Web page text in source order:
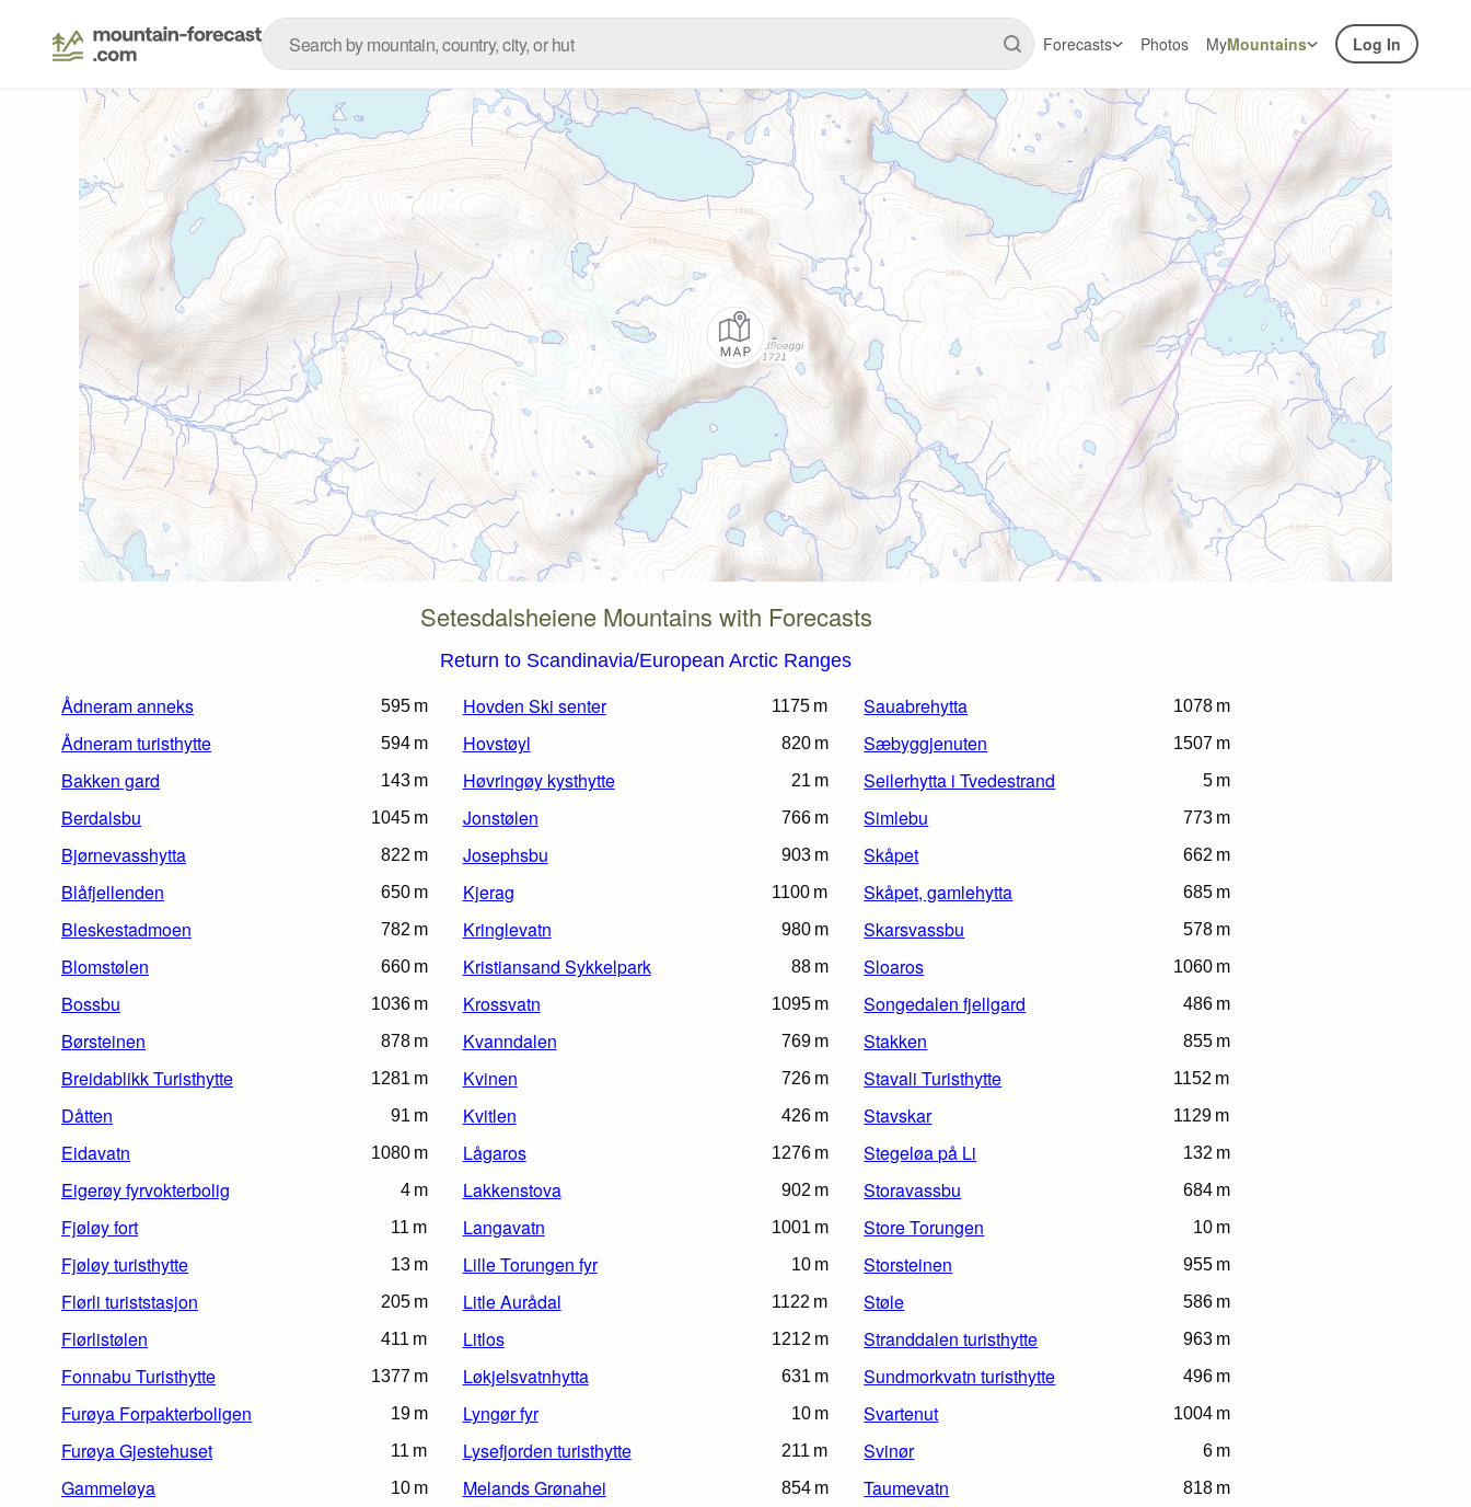
Forecasts Photos MyMountains Log In
Setesdalsheiene Mountains with Forecasts
Return to Scandinavia/European Arctic Ranges
Ådneram anneks 595 m
Ådneram turisthytte 594 m
Bakken gard 143 m
Berdalsbu 1045 m
Bjørnevasshytta 822 m
Blåfjellenden 650 m
Bleskestadmoen 782 m
Blomstølen 660 m
Bossbu 1036 m
Børsteinen 878 m
Breidablikk Turisthytte 1281 m
Dåtten 91 m
Eidavatn 1080 m
Eigerøy fyrvokterbolig 4 m
Fjøløy fort 11 m
Fjøløy turisthytte 13 m
Flørli turiststasjon 205 m
Flørlistølen 411 m
Fonnabu Turisthytte 1377 m
Furøya Forpakterboligen 19 m
Furøya Gjestehuset 11 m
Gammeløya 10 m
Hovden Ski senter 1175 m
Hovstøyl 820 m
Høvringøy kysthytte 21 m
Jonstølen 766 m
Josephsbu 903 m
Kjerag 1100 m
Kringlevatn 980 m
Kristiansand Sykkelpark 88 m
Krossvatn 1095 m
Kvanndalen 769 m
Kvinen 726 m
Kvitlen 426 m
Lågaros 1276 m
Lakkenstova 902 m
Langavatn 1001 m
Lille Torungen fyr 10 m
Litle Aurådal 1122 m
Litlos 1212 m
Løkjelsvatnhytta 631 m
Lyngør fyr 10 m
Lysefjorden turisthytte 211 m
Melands Grønahei 854 m
Sauabrehytta 1078 m
Sæbyggjenuten 1507 m
Seilerhytta i Tvedestrand 5 m
Simlebu 773 m
Skåpet 662 m
Skåpet, gamlehytta 685 m
Skarsvassbu 578 m
Sloaros 1060 m
Songedalen fjellgard 486 m
Stakken 855 m
Stavali Turisthytte 1152 m
Stavskar 1129 m
Stegeløa på Li 132 m
Storavassbu 684 m
Store Torungen 10 m
Storsteinen 955 m
Støle 586 m
Stranddalen turisthytte 963 m
Sundmorkvatn turisthytte 496 m
Svartenut 1004 m
Svinør 6 m
Taumevatn 818 m